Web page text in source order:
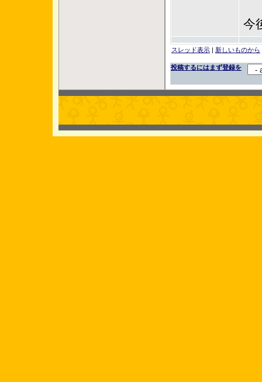
今
スレッド表示 | 新しいものから
投稿するにはまず登録を